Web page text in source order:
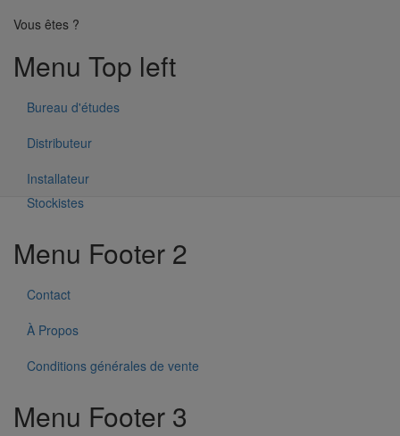
Vous êtes ?
Menu Top left
Bureau d'études
Distributeur
Installateur
Menu Footer 1
Stockistes
Menu Footer 2
Contact
À Propos
Conditions générales de vente
Menu Footer 3